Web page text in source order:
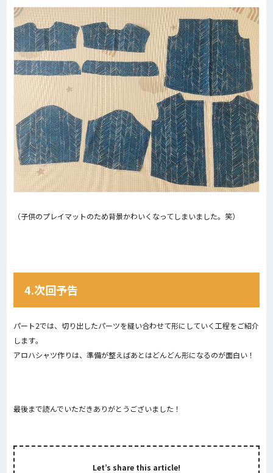
（子供のプレイマットのため背景かわいくなってしまいました。笑）
4.次回予告
パート2では、 切り出したパーツを縫い合わせて形にしていく工程をご紹介
します。
アロハシャツ作りは、準備が整えばあとはどんどん形になるのが面白い！
最後まで読んでいただきありがとうございました！
Let’s share this article!